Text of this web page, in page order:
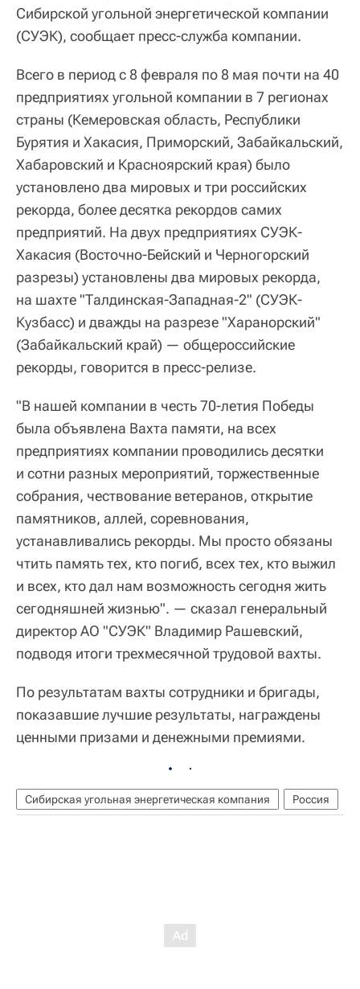
Сибирской угольной энергетической компании
(СУЭК), сообщает пресс-служба компании.
Всего в период с 8 февраля по 8 мая почти на 40
предприятиях угольной компании в 7 регионах
страны (Кемеровская область, Республики
Бурятия и Хакасия, Приморский, Забайкальский,
Хабаровский и Красноярский края) было
установлено два мировых и три российских
рекорда, более десятка рекордов самих
предприятий. На двух предприятиях СУЭК-
Хакасия (Восточно-Бейский и Черногорский
разрезы) установлены два мировых рекорда,
на шахте "Талдинская-Западная-2" (СУЭК-
Кузбасс) и дважды на разрезе "Харанорский"
(Забайкальский край) — общероссийские
рекорды, говорится в пресс-релизе.
"В нашей компании в честь 70-летия Победы
была объявлена Вахта памяти, на всех
предприятиях компании проводились десятки
и сотни разных мероприятий, торжественные
собрания, чествование ветеранов, открытие
памятников, аллей, соревнования,
устанавливались рекорды. Мы просто обязаны
чтить память тех, кто погиб, всех тех, кто выжил
и всех, кто дал нам возможность сегодня жить
сегодняшней жизнью". — сказал генеральный
директор АО "СУЭК" Владимир Рашевский,
подводя итоги трехмесячной трудовой вахты.
По результатам вахты сотрудники и бригады,
показавшие лучшие результаты, награждены
ценными призами и денежными премиями.
Сибирская угольная энергетическая компания Россия